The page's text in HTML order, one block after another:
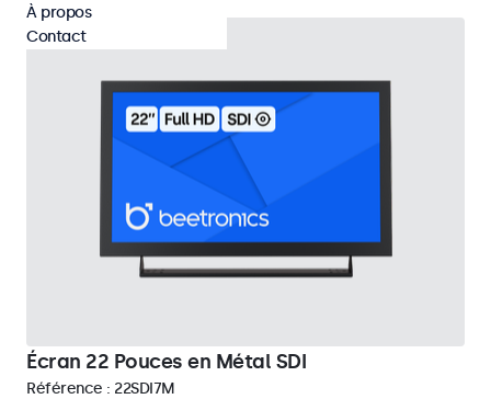
Écran 22 Pouces en Métal SDI
Référence : 22SDI7M
À propos
Contact